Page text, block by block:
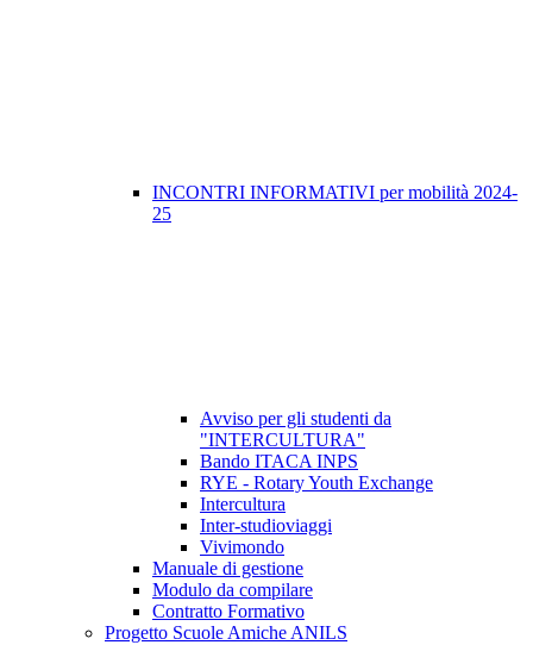
INCONTRI INFORMATIVI per mobilità 2024-
25
Avviso per gli studenti da
"INTERCULTURA"
Bando ITACA INPS
RYE - Rotary Youth Exchange
Intercultura
Inter-studioviaggi
Vivimondo
Manuale di gestione
Modulo da compilare
Contratto Formativo
Progetto Scuole Amiche ANILS